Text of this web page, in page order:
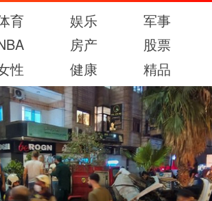
育 娱乐 军事
房产 股票
性 健康 精品
图集